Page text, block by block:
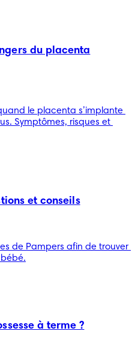
du placenta
le placenta s’implante
Symptômes, risques et
et conseils
de Pampers afin de trouver
à terme ?